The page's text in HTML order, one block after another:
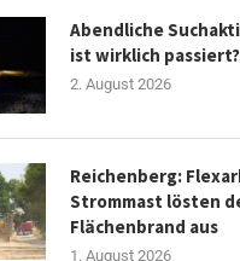
Abendliche
ist wirklich passiert?
2. August 2026
Reichenberg:
Strommast lösten
Flächenbrand aus
1. August 2026